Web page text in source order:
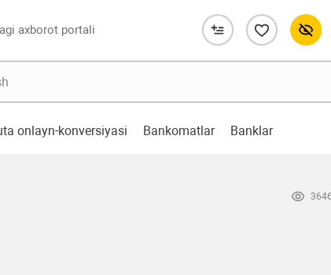
axborot portali
onlayn-konversiyasi Bankomatlar Banklar
3646